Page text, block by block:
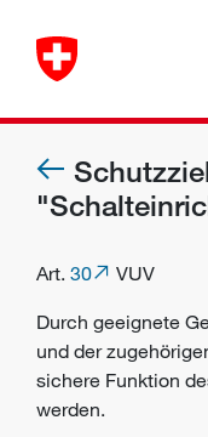
Art. 30
VUV
Durch geeignete
und der
sichere Funktion
werden.